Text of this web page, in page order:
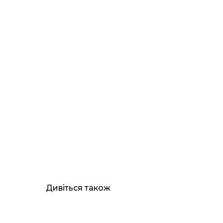
Дивіться також